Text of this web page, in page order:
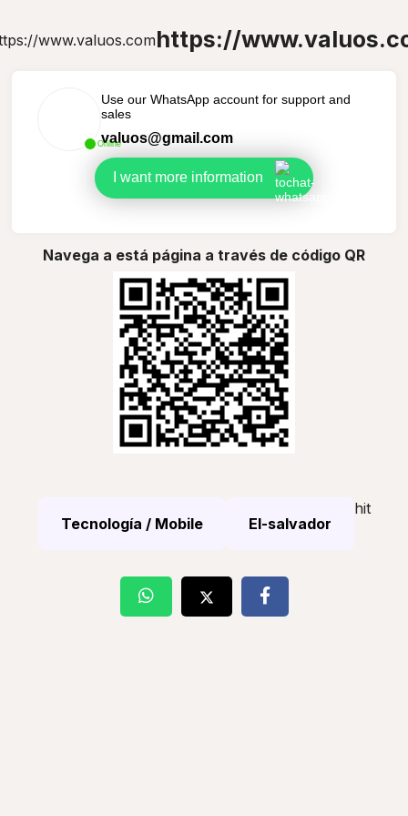
https://
Online
Use our WhatsApp account for support and
sales
valuos@gmail.com
I want more information
Navega a está página a través de código QR
Tecnología / Mobile El-salvador
hit